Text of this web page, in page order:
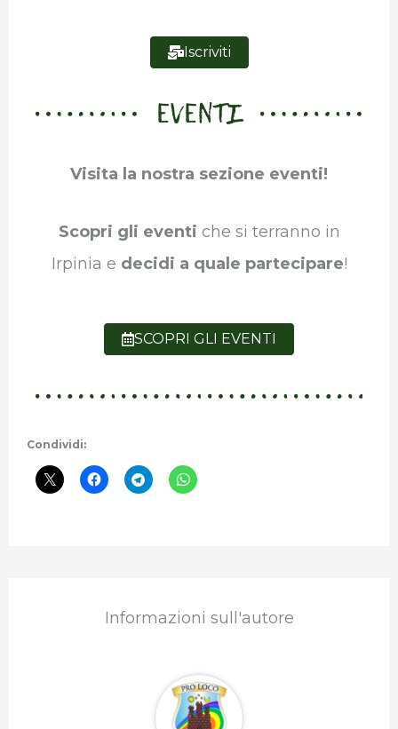
Iscriviti
EVENTI
Visita la nostra sezione eventi!
Scopri gli eventi che si terranno in
Irpinia e decidi a quale partecipare!
SCOPRI GLI EVENTI
Condividi:
Informazioni sull'autore